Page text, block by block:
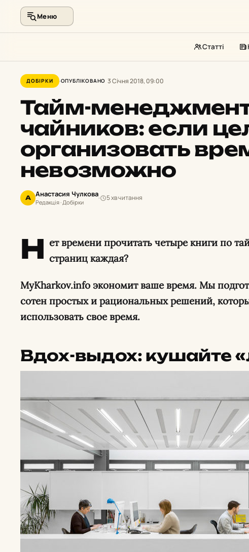
контенту
Меню
Статті
ДОБІРКИ ОПУБЛІКОВАНО 3 Січня 2018, 09:00
Тайм-
чайников: если
организовать
невозможно
А Анастасия Чулкова
Редакція · Добірки
5 хв читання
Н ет времени прочитать четыре книги по
страниц каждая?
MyKharkov.info экономит ваше время. Мы
сотен простых и рациональных решений,
использовать свое время.
Вдох-выдох: кушайте